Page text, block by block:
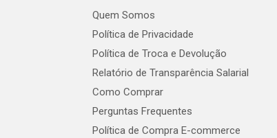
Quem Somos
Política de Privacidade
Política de Troca e Devolução
Relatório de Transparência Salarial
Como Comprar
Perguntas Frequentes
Política de Compra E-commerce